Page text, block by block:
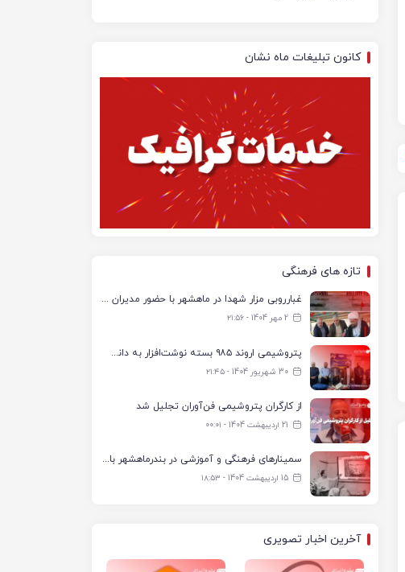
کانون تبلیغات ماه نشان
تازه های فرهنگی
غبارروبی مزار شهدا در ماهشهر با حضور مدیران پتروشیمی اروند و مسئولان شهری
2 مهر 1404 - ۲۱:۵۶
پتروشیمی اروند ۹۸۵ بسته نوشت‌افزار به دانش‌آموزان تحت پوشش کمیته امداد بندرماهشهر اهدا کرد
30 شهریور 1404 - ۲۱:۴۵
از کارگران پتروشیمی فن‌آوران تجلیل شد
21 اردیبهشت 1404 - ۰۰:۰۱
سمینارهای فرهنگی و آموزشی در بندرماهشهر با همکاری فرهنگ‌سرای پتروشیمی مارون
15 اردیبهشت 1404 - ۱۸:۵۳
آخرین اخبار تصویری